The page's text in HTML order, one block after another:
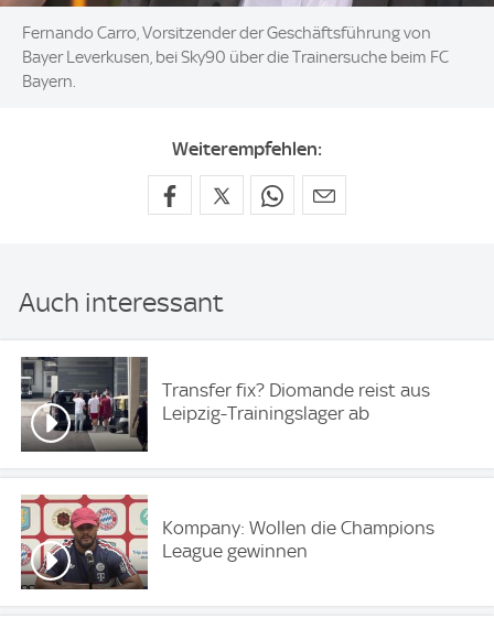
Fernando Carro, Vorsitzender der Geschäftsführung von
Bayer Leverkusen, bei Sky90 über die Trainersuche beim FC
Bayern.
Weiterempfehlen:
Auch interessant
Transfer fix? Diomande reist aus
Leipzig-Trainingslager ab
Kompany: Wollen die Champions
League gewinnen